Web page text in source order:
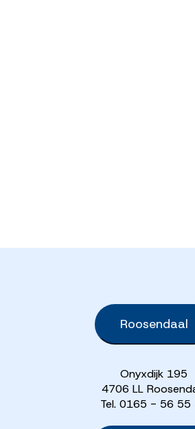
Roosendaal
Onyxdijk 195
4706 LL
Tel. 0165 - 56 55